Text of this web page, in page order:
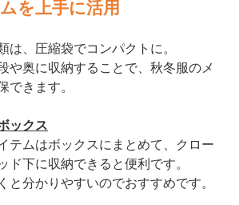
を上手に活用
は、圧縮袋でコンパクトに。
や奥に収納することで、秋冬服のメ
できます。
ックス
テムはボックスにまとめて、クロー
ド下に収納できると便利です。
と分かりやすいのでおすすめです。